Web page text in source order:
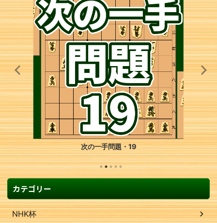
次の一手問題・19
カテゴリー
NHK杯